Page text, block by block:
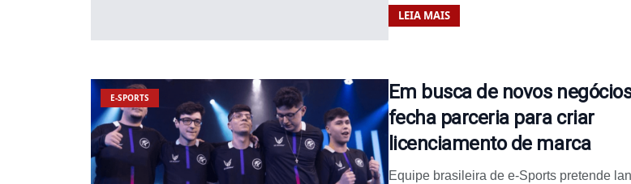
LEIA MAIS
E-SPORTS
Em busca de novos
fecha parceria para criar
licenciamento de marca
Equipe brasileira de e-Sports pretende